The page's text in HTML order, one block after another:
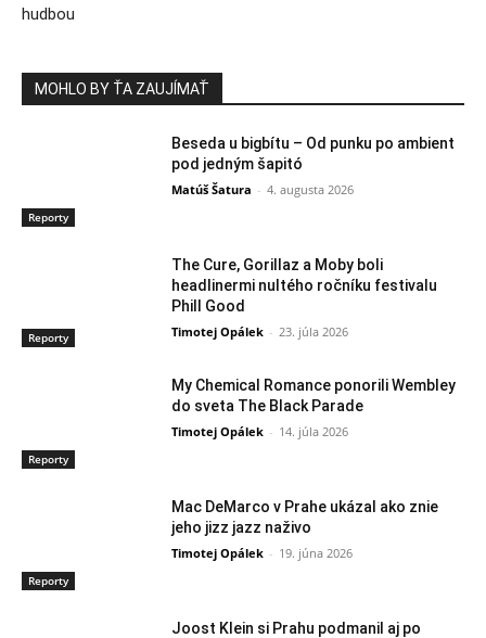
hudbou
MOHLO BY ŤA ZAUJÍMAŤ
Reporty
Beseda u bigbítu – Od punku po ambient
pod jedným šapitó
Matúš Šatura - 4. augusta 2026
Reporty
The Cure, Gorillaz a Moby boli
headlinermi nultého ročníku festivalu
Phill Good
Timotej Opálek - 23. júla 2026
Reporty
My Chemical Romance ponorili Wembley
do sveta The Black Parade
Timotej Opálek - 14. júla 2026
Reporty
Mac DeMarco v Prahe ukázal ako znie
jeho jizz jazz naživo
Timotej Opálek - 19. júna 2026
Joost Klein si Prahu podmanil aj po